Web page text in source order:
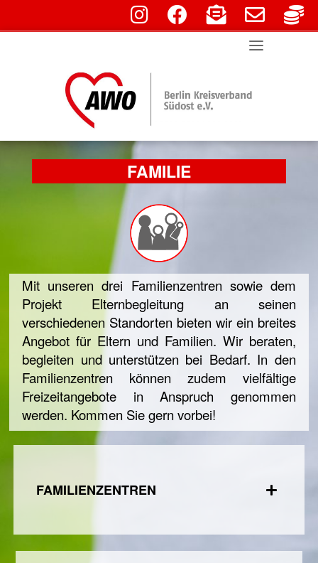
content
fab fa-instagramfab fa-facebook
fas fa-envelope-
far fa-
FAMILIE
Mit unseren drei Familienzentren sowie dem
Projekt Elternbegleitung an seinen
verschiedenen Standorten bieten wir ein breites
Angebot für Eltern und Familien. Wir beraten,
begleiten und unterstützen bei Bedarf. In den
Familienzentren können zudem vielfältige
Freizeitangebote in Anspruch genommen
werden. Kommen Sie gern vorbei!
FAMILIENZENTREN